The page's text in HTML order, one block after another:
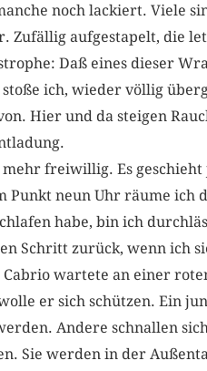
noch lackiert. Viele
Zufällig aufgestapelt, die
Daß eines dieser
ich, wieder völlig
Hier und da steigen
freiwillig. Es
Punkt neun Uhr räume ich
habe, bin ich
Schritt zurück, wenn ich
wartete an einer
er sich schützen. Ein
Andere schnallen
Sie werden in der